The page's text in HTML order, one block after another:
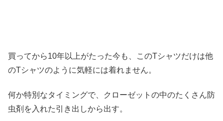
買ってから10年以上がたった今も、このTシャツだけは他
のTシャツのように気軽には着れません。
何か特別なタイミングで、クローゼットの中のたくさん防
虫剤を入れた引き出しから出す。